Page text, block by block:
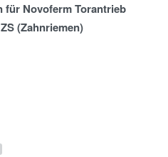
für Novoferm Torantrieb
(Zahnriemen)